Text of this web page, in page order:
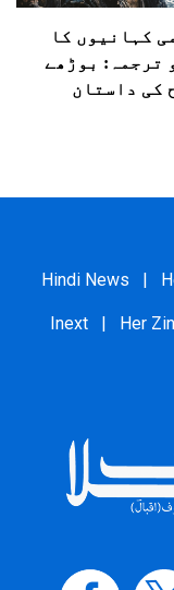
کہانیوں کا
ترجمہ: بوڑھے
کی داستان
Hindi News |
Inext | Her